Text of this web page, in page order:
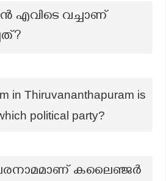
എവിടെ വച്ചാണ്
in Thiruvananthapuram is
political party?
കലൈഞ്ജർ